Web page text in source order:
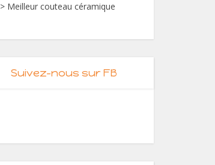
> Meilleur couteau céramique
Suivez-nous sur FB